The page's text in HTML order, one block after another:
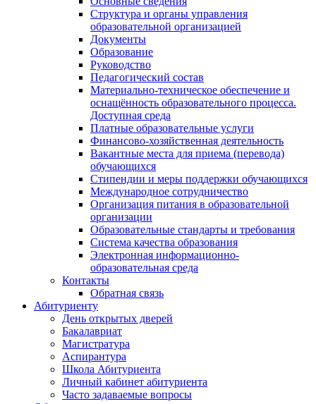
Структура и органы управления
образовательной организацией
Документы
Образование
Руководство
Педагогический состав
Материально-техническое обеспечение и
оснащённость образовательного процесса.
Доступная среда
Платные образовательные услуги
Финансово-хозяйственная деятельность
Вакантные места для приема (перевода)
обучающихся
Стипендии и меры поддержки обучающихся
Международное сотрудничество
Организация питания в образовательной
организации
Образовательные стандарты и требования
Система качества образования
Электронная информационно-
образовательная среда
Контакты
Обратная связь
Абитуриенту
День открытых дверей
Бакалавриат
Магистратура
Аспирантура
Школа Абитуриента
Личный кабинет абитуриента
Часто задаваемые вопросы